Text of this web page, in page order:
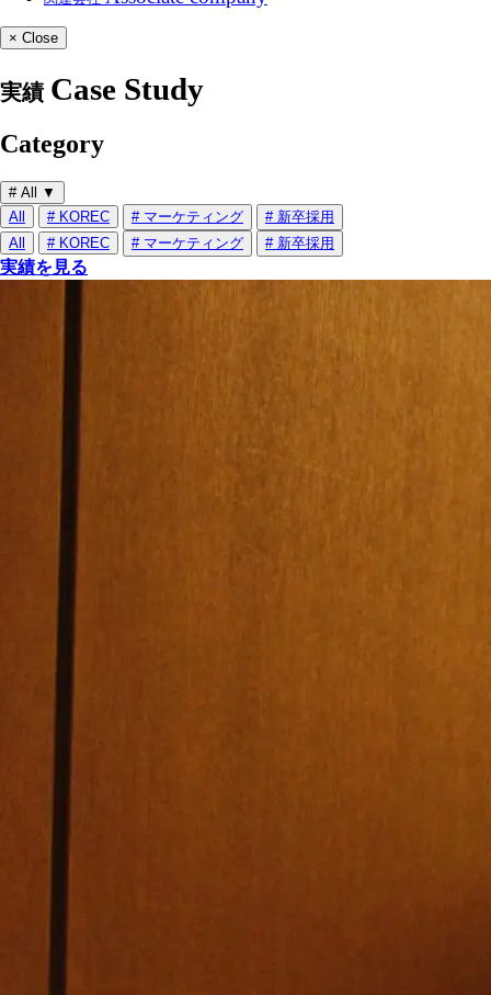
× Close
実績 Case Study
Category
# All ▼
All
# KOREC # マーケティング
# 新卒採用
All
# KOREC # マーケティング # 新卒採用
実績を見る